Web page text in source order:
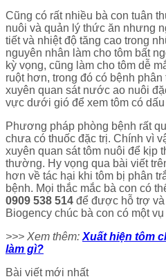
Cũng có rất nhiều bà con tuân
nuôi và quản lý thức ăn nhưng
tiết và nhiệt độ tăng cao trong
nguyên nhân làm cho tôm bất
kỳ vọng, cũng làm cho tôm dễ
ruột hơn, trong đó có bệnh
xuyên quan sát nước ao nuôi
vực dưới gió để xem tôm có
Phương pháp phòng bệnh rất
chưa có thuốc đặc trị. Chính vì
xuyên quan sát tôm nuôi để kịp
thường. Hy vọng qua bài viết
hơn về tác hại khi tôm bị phân
bệnh. Mọi thắc mắc bà con có
0909 538 514 để được hỗ trợ và
Biogency chúc bà con có một
>>> Xem thêm: Xuất hiện tôm
làm gì?
Bài viết mới nhất